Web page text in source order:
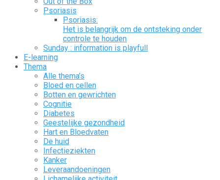
Psoriasis
Psoriasis:
Het is belangrijk om de ontsteking onder
controle te houden
Sunday : information is playfull
E-learning
Thema
Alle thema’s
Bloed en cellen
Botten en gewrichten
Cognitie
Diabetes
Geestelijke gezondheid
Hart en Bloedvaten
De huid
Infectieziekten
Kanker
Leveraandoeningen